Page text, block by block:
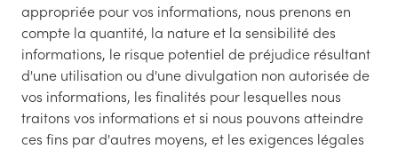
appropriée pour vos informations, nous prenons en
compte la quantité, la nature et la sensibilité des
informations, le risque potentiel de préjudice résultant
d'une utilisation ou d'une divulgation non autorisée de
vos informations, les finalités pour lesquelles nous
traitons vos informations et si nous pouvons atteindre
ces fins par d'autres moyens, et les exigences légales